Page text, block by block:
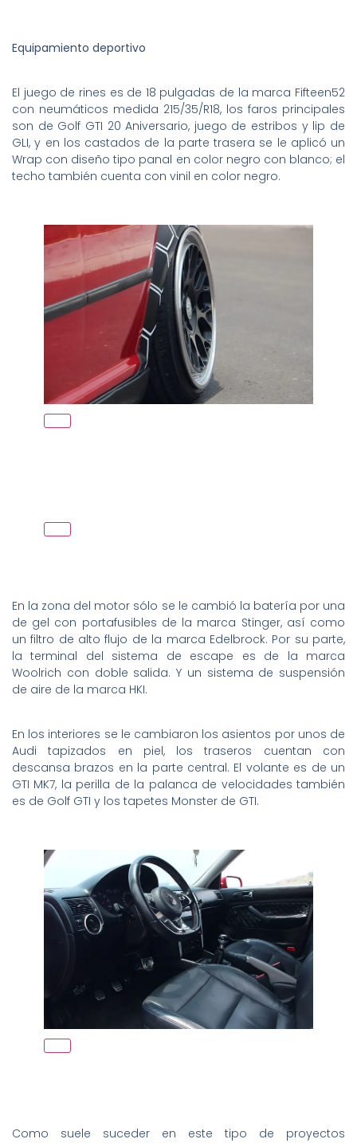
Equipamiento deportivo
El juego de rines es de 18 pulgadas de la marca Fifteen52
con neumáticos medida 215/35/R18, los faros principales
son de Golf GTI 20 Aniversario, juego de estribos y lip de
GLI, y en los castados de la parte trasera se le aplicó un
Wrap con diseño tipo panal en color negro con blanco; el
techo también cuenta con vinil en color negro.
En la zona del motor sólo se le cambió la batería por una
de gel con portafusibles de la marca Stinger, así como
un filtro de alto flujo de la marca Edelbrock. Por su parte,
la terminal del sistema de escape es de la marca
Woolrich con doble salida. Y un sistema de suspensión
de aire de la marca HKI.
En los interiores se le cambiaron los asientos por unos de
Audi tapizados en piel, los traseros cuentan con
descansa brazos en la parte central. El volante es de un
GTI MK7, la perilla de la palanca de velocidades también
es de Golf GTI y los tapetes Monster de GTI.
Como suele suceder en este tipo de proyectos